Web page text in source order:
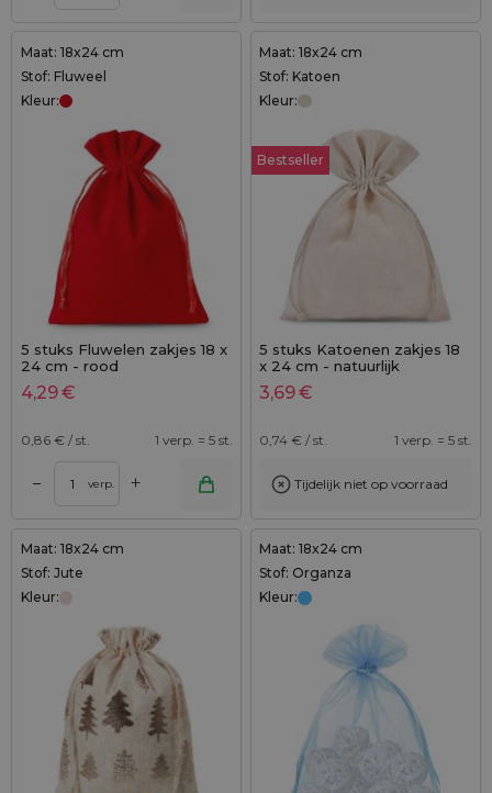
Maat: 18x24 cm
Stof: Fluweel
Kleur:
5 stuks Fluwelen zakjes 18 x
24 cm - rood
4,29€
0,86 € / st. 1 verp. = 5 st.
– verp. +
Maat: 18x24 cm
Stof: Katoen
Kleur:
Bestseller
5 stuks Katoenen zakjes 18
x 24 cm - natuurlijk
3,69€
0,74 € / st. 1 verp. = 5 st.
Tijdelijk niet op voorraad
Maat: 18x24 cm
Stof: Jute
Kleur:
Maat: 18x24 cm
Stof: Organza
Kleur: